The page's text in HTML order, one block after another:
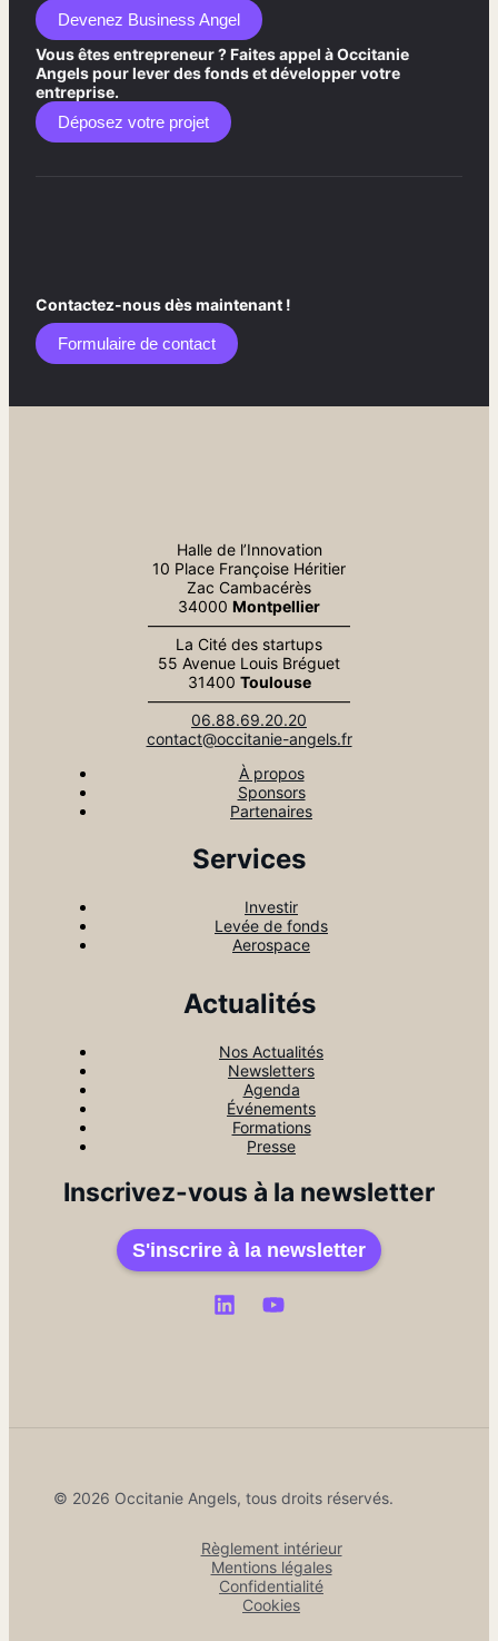
Devenez Business Angel
Vous êtes entrepreneur ? Faites appel à Occitanie
Angels pour lever des fonds et développer votre
entreprise.
Déposez votre projet
Contactez-nous dès maintenant !
Formulaire de contact​
Halle de l’Innovation
10 Place Françoise Héritier
Zac Cambacérès
34000 Montpellier
—————————————
La Cité des startups
55 Avenue Louis Bréguet
31400 Toulouse
—————————————
06.88.69.20.20
contact@occitanie-angels.fr
À propos
Sponsors
Partenaires
Services
Investir
Levée de fonds
Aerospace
Actualités
Nos Actualités
Newsletters
Agenda
Événements
Formations
Presse
Inscrivez-vous à la newsletter
S'inscrire à la newsletter
© 2026 Occitanie Angels, tous droits réservés.
Règlement intérieur
Mentions légales
Confidentialité
Cookies